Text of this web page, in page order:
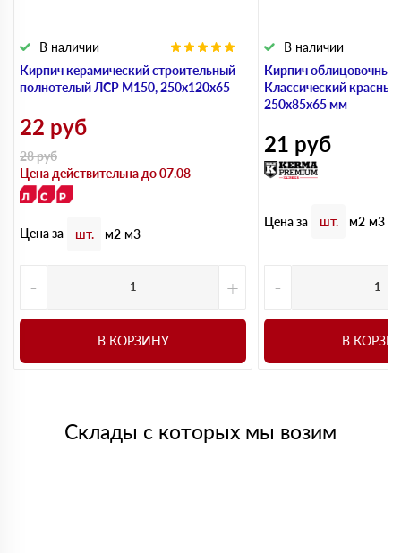
Кирпич керамический строительный
полнотелый ЛСР М150, 250х120х65
В наличии
22 руб
28руб
Цена действительна до 07.08
Цена за шт. м2 м3
- +
В КОРЗИНУ
Кирпич облицовочный
Классический красный
250х85х65 мм
В наличии
21 руб
Цена за шт. м2 м3
-
В
Склады с которых мы возим